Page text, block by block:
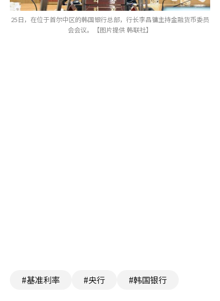
25日，在位于首尔中区的韩国银行总部，行长李昌镛主持金融货币委员
会会议。【图片提供 韩联社】
#基准利率 #央行 #韩国银行